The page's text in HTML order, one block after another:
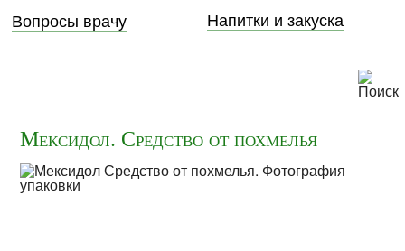
Вопросы врачу
Напитки и закуска
Мексидол. Средство от похмелья